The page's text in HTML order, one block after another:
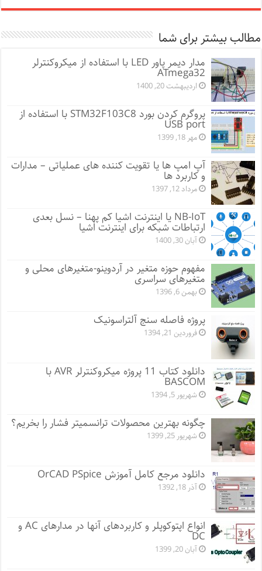
مطالب بیشتر برای شما
مدار دیمر پاور LED با استفاده از میکروکنترلر
ATmega32
اردیبهشت 20, 1400
پروگرم کردن بورد STM32F103C8 با استفاده از
USB port
مهر 18, 1399
آپ امپ ها یا تقویت کننده های عملیاتی – مدارات
و کاربرد ها
مرداد 12, 1397
NB-IoT یا اینترنت اشیا کم پهنا – نسل بعدی
ارتباطات شبکه برای اینترنت اشیا
آبان 30, 1400
مفهوم حوزه متغیر در آردوینو-متغیرهای محلی و
متغیرهای سراسری
بهمن 6, 1396
پروژه فاصله سنج آلتراسونیک
فروردین 21, 1394
دانلود کتاب 11 پروژه میکروکنترلر AVR با
BASCOM
شهریور 5, 1394
چگونه بهترین محصولات ترانسمیتر فشار را بخریم؟
شهریور 25, 1399
دانلود مرجع کامل آموزش OrCAD PSpice
آذر 18, 1392
انواع اپتوکوپلر و کاربردهای آنها در مدارهای AC و
DC
آبان 20, 1399